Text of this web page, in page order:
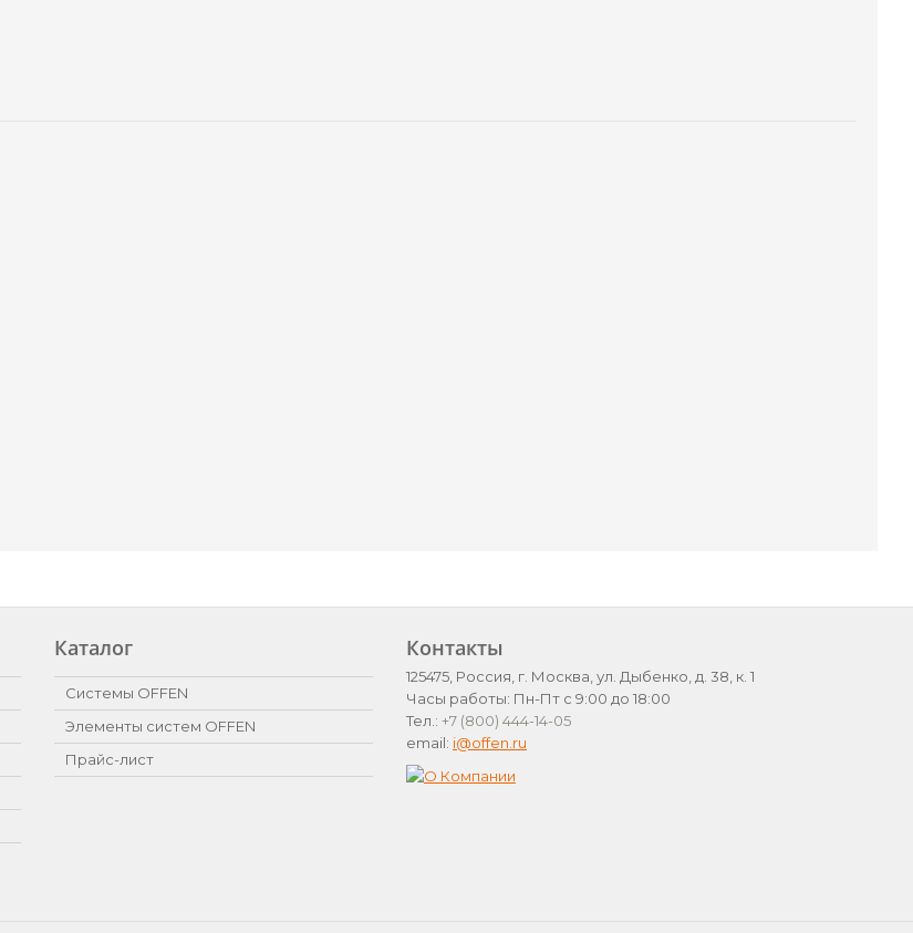
Каталог
Системы OFFEN
Элементы систем OFFEN
Прайс-лист
Контакты
125475, Россия, г. Москва, ул. Дыбенко, д. 38, к. 1
Часы работы: Пн-Пт с 9:00 до 18:00
Тел.: +7 (800) 444-14-05
email: i@offen.ru